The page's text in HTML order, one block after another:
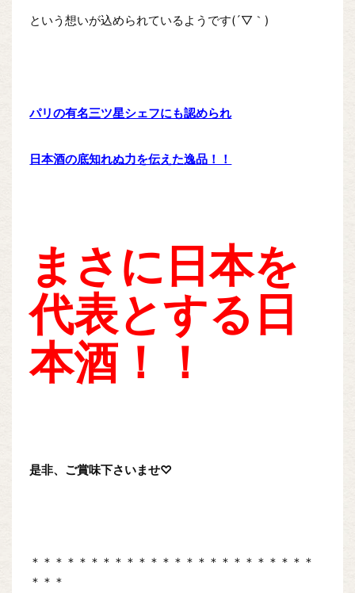
という想いが込められているようです(´▽｀)
パリの有名三ツ星シェフにも認められ
日本酒の底知れぬ力を伝えた逸品！！
まさに日本を
代表とする日
本酒！！
是非、ご賞味下さいませ♡
＊＊＊＊＊＊＊＊＊＊＊＊＊＊＊＊＊＊＊＊＊＊＊＊
＊＊＊